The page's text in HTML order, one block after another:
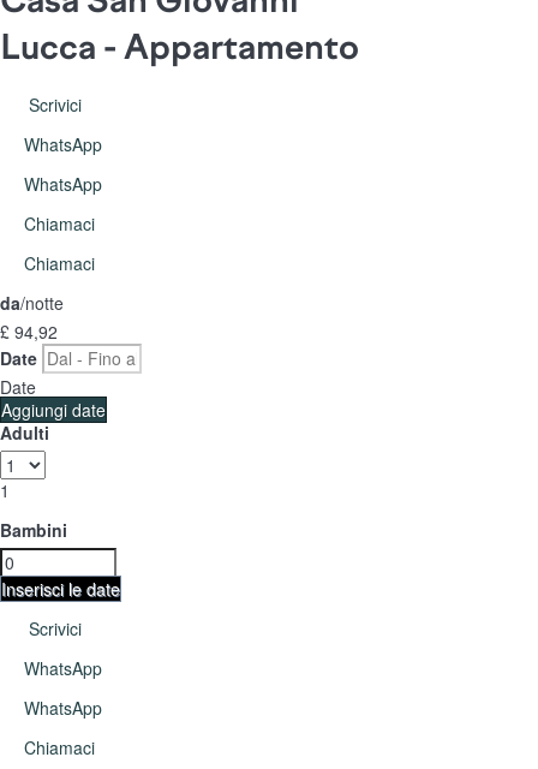
Lucca - Appartamento
Scrivici
WhatsApp
WhatsApp
Chiamaci
Chiamaci
da/notte
£ 94,92
Date
Date
Aggiungi date
Adulti
1
Bambini
Inserisci le date
Scrivici
WhatsApp
WhatsApp
Chiamaci